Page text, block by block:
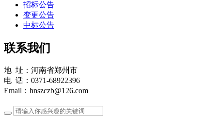
招标公告
变更公告
中标公告
联系我们
地 址：河南省郑州市
电 话：0371-68922396
Email：hnszczb@126.com